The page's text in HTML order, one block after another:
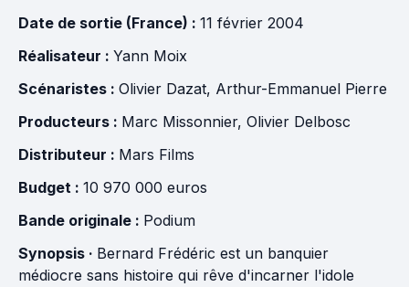
Date de sortie (France) : 11 février 2004
Réalisateur : Yann Moix
Scénaristes : Olivier Dazat, Arthur-Emmanuel Pierre
Producteurs : Marc Missonnier, Olivier Delbosc
Distributeur : Mars Films
Budget : 10 970 000 euros
Bande originale : Podium
Synopsis · Bernard Frédéric est un banquier
médiocre sans histoire qui rêve d'incarner l'idole